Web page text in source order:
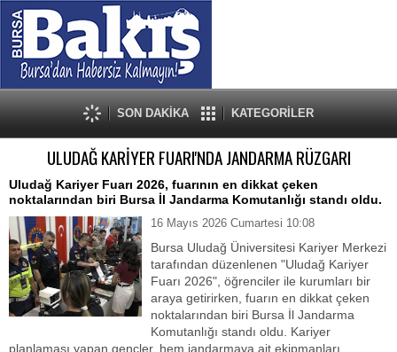
SON DAKİKA KATEGORİLER
ULUDAĞ KARİYER FUARI'NDA JANDARMA RÜZGARI
Uludağ Kariyer Fuarı 2026, fuarının en dikkat çeken
noktalarından biri Bursa İl Jandarma Komutanlığı standı oldu.
16 Mayıs 2026 Cumartesi 10:08
Bursa Uludağ Üniversitesi Kariyer Merkezi
tarafından düzenlenen "Uludağ Kariyer
Fuarı 2026", öğrenciler ile kurumları bir
araya getirirken, fuarın en dikkat çeken
noktalarından biri Bursa İl Jandarma
Komutanlığı standı oldu. Kariyer
planlaması yapan gençler, hem jandarmaya ait ekipmanları